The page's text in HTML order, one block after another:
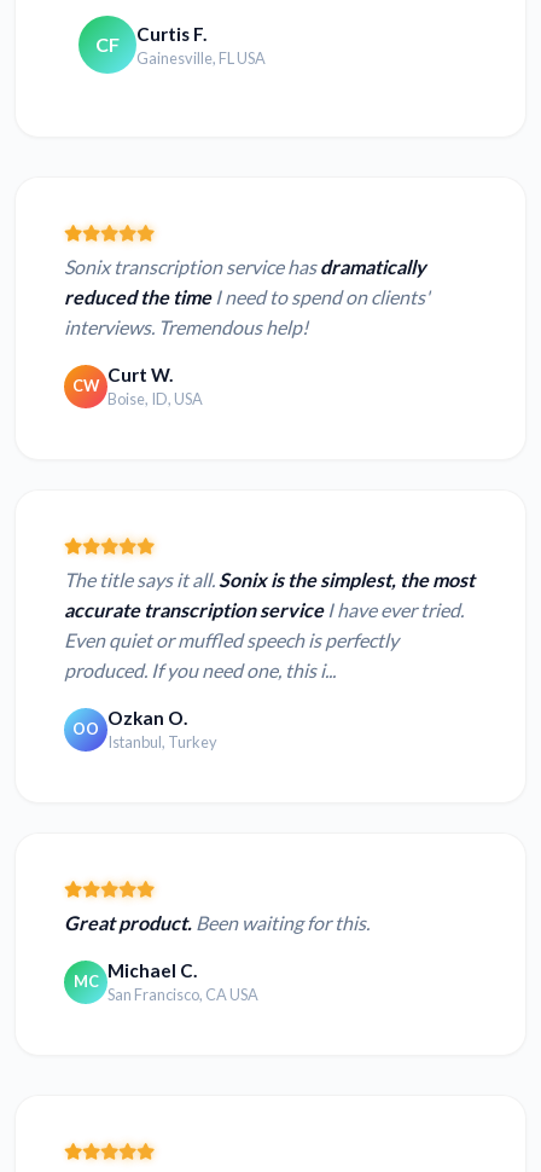
CF Curtis F.
Gainesville, FL USA
Sonix transcription service hasdramatically
reduced the timeI need to spend on clients'
interviews. Tremendous help!
CW Curt W.
Boise, ID, USA
The title says it all.Sonix is the simplest, the most
accurate transcription serviceI have ever tried.
Even quiet or muffled speech is perfectly
produced. If you need one, this i...
OO Ozkan O.
Istanbul, Turkey
Great product. Been waiting for this.
MC Michael C.
San Francisco, CA USA